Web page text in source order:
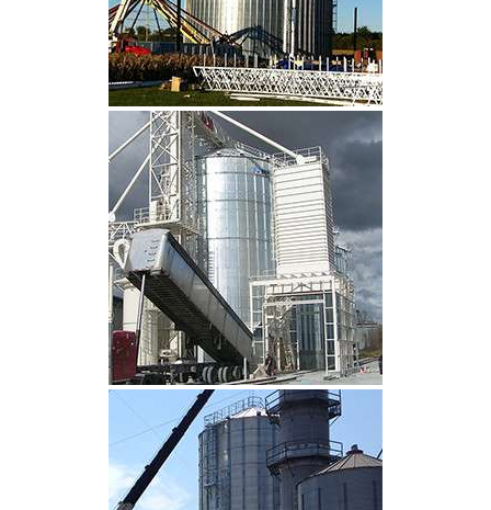
CLIQUEZ POUR AGRANDIR
CLIQUEZ POUR AGRANDIR